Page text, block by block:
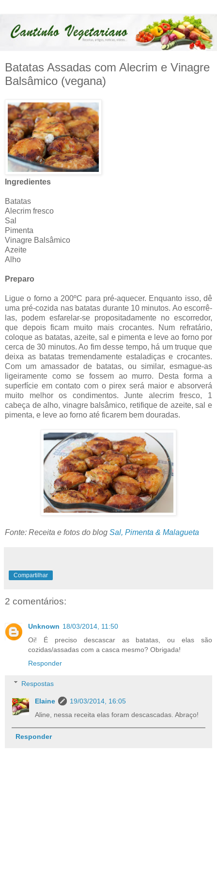
Batatas Assadas com Alecrim e Vinagre
Balsâmico (vegana)
Ingredientes
Batatas
Alecrim fresco
Sal
Pimenta
Vinagre Balsâmico
Azeite
Alho
Preparo
Ligue o forno a 200ºC para pré-aquecer. Enquanto isso, dê
uma pré-cozida nas batatas durante 10 minutos. Ao escorrê-
las, podem esfarelar-se propositadamente no escorredor,
que depois ficam muito mais crocantes. Num refratário,
coloque as batatas, azeite, sal e pimenta e leve ao forno por
cerca de 30 minutos. Ao fim desse tempo, há um truque que
deixa as batatas tremendamente estaladiças e crocantes.
Com um amassador de batatas, ou similar, esmague-as
ligeiramente como se fossem ao murro. Desta forma a
superfície em contato com o pirex será maior e absorverá
muito melhor os condimentos. Junte alecrim fresco, 1
cabeça de alho, vinagre balsâmico, retifique de azeite, sal e
pimenta, e leve ao forno até ficarem bem douradas.
Fonte: Receita e fotos do blog Sal, Pimenta & Malagueta
Compartilhar
2 comentários:
Unknown 18/03/2014, 11:50
Oi! É preciso descascar as batatas, ou elas são
cozidas/assadas com a casca mesmo? Obrigada!
Responder
Respostas
Elaine
19/03/2014, 16:05
Aline, nessa receita elas foram descascadas. Abraço!
Responder